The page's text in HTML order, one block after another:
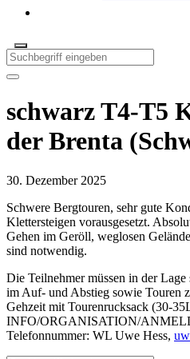
schwarz T4-T5
der Brenta
30. Dezember 2025
Schwere Bergtouren, sehr gute
Klettersteigen vorausgesetzt.
Gehen im Geröll, weglosen
sind notwendig.
Die Teilnehmer müssen in der
im Auf- und Abstieg sowie Touren
Gehzeit mit Tourenrucksack (30-
INFO/ORGANISATION/
Telefonnummer: WL Uwe Hess,